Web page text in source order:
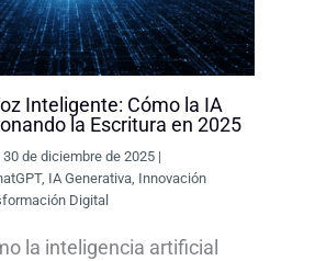
Inteligente: Cómo la IA
la Escritura en 2025
30 de diciembre de 2025 |
, IA Generativa Innovación
Digital
la inteligencia artificial